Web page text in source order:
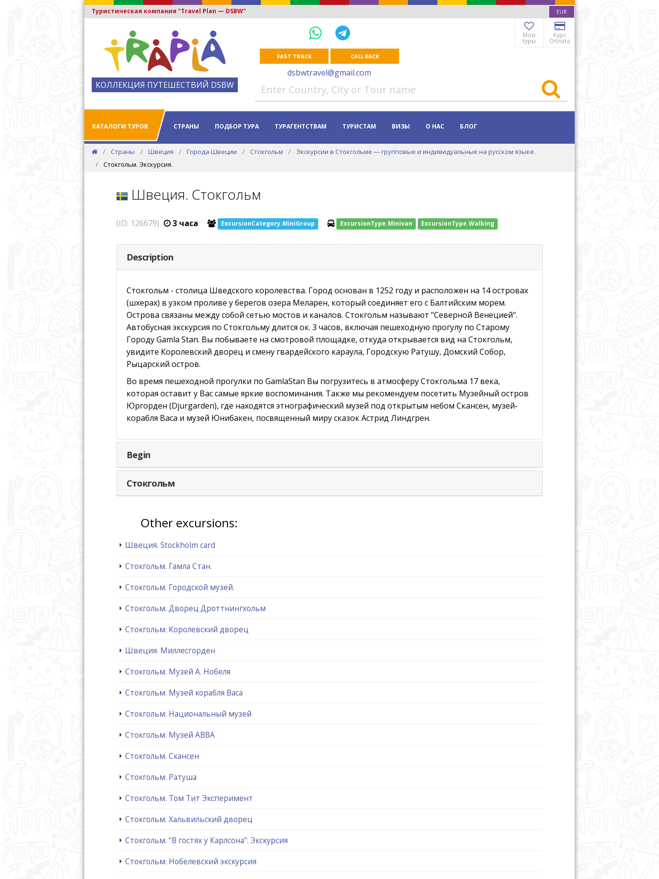
Туристическая компания "Travel Plan — DSBW" EUR
КОЛЛЕКЦИЯ ПУТЕШЕСТВИЙ DSBW
FAST TRACK CALL BACK
dsbwtravel@gmail.com
Мои
туры
Курс
Оплата
КАТАЛОГИ ТУРОВ СТРАНЫ ПОДБОР ТУРА ТУРАГЕНТСТВАМ ТУРИСТАМ ВИЗЫ О НАС БЛОГ
Страны Швеция Города Швеции Стокгольм
Экскурсии в Стокгольме — групповые и индивидуальные на русском языке.
Стокгольм. Экскурсия.
Швеция. Стокгольм
(ID: 126679) 3 часа ExcursionCategory.MiniGroup ExcursionType.Minivan ExcursionType.Walking
Description
Стокгольм - столица Шведского королевства. Город основан в 1252 году и расположен на 14 островах
(шхерах) в узком проливе у берегов озера Меларен, который соединяет его с Балтийским морем.
Острова связаны между собой сетью мостов и каналов. Стокгольм называют "Северной Венецией".
Автобусная экскурсия по Стокгольму длится ок. 3 часов, включая пешеходную прогулу по Старому
Городу Gamla Stan. Вы побываете на смотровой площадке, откуда открывается вид на Стокгольм,
увидите Королевский дворец и смену гвардейского караула, Городскую Ратушу, Домский Собор,
Рыцарский остров.
Во время пешеходной прогулки по GamlaStan Вы погрузитесь в атмосферу Стокгольма 17 века,
которая оставит у Вас самые яркие воспоминания. Также мы рекомендуем посетить Музейный остров
Юргорден (Djurgarden), где находятся этнографический музей под открытым небом Скансен, музей-
корабля Васа и музей Юнибакен, посвященный миру сказок Астрид Линдгрен.
Begin
Стокгольм
Other excursions:
Швеция. Stockholm card
Стокгольм. Гамла Стан.
Стокгольм. Городской музей.
Стокгольм. Дворец Дроттнингхольм
Стокгольм. Королевский дворец
Швеция. Миллесгорден
Стокгольм. Музей А. Нобеля
Стокгольм. Музей корабля Васа
Стокгольм. Национальный музей
Стокгольм. Музей ABBA
Стокгольм. Скансен
Стокгольм. Ратуша
Стокгольм. Том Тит Эксперимент
Стокгольм. Хальвильский дворец
Стокгольм. "В гостях у Карлсона". Экскурсия
Стокгольм. Нобелевский экскурсия